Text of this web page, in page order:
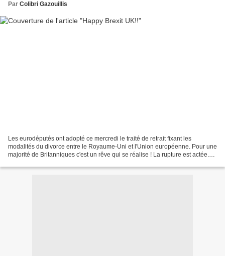
Par Colibri Gazouillis
Les eurodéputés ont adopté ce mercredi le traité de retrait fixant les
modalités du divorce entre le Royaume-Uni et l'Union européenne. Pour une
majorité de Britanniques c'est un rêve qui se réalise ! La rupture est actée.